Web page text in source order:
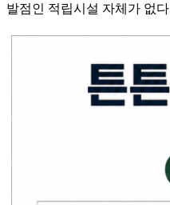
발점인 적립시설 자체가 없